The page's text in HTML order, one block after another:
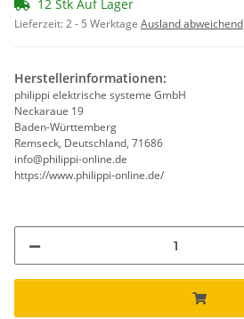
12 Stk Auf Lager
Lieferzeit:2 - 5 Werktage Ausland abweichend
Herstellerinformationen:
philippi elektrische systeme GmbH
Neckaraue 19
Baden-Württemberg
Remseck, Deutschland, 71686
info@philippi-online.de
https://www.philippi-online.de/